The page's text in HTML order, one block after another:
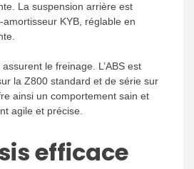
La suspension arrière est
amortisseur KYB, réglable en
le freinage. L’ABS est
la Z800 standard et de série sur
ainsi un comportement sain et
agile et précise.
efficace